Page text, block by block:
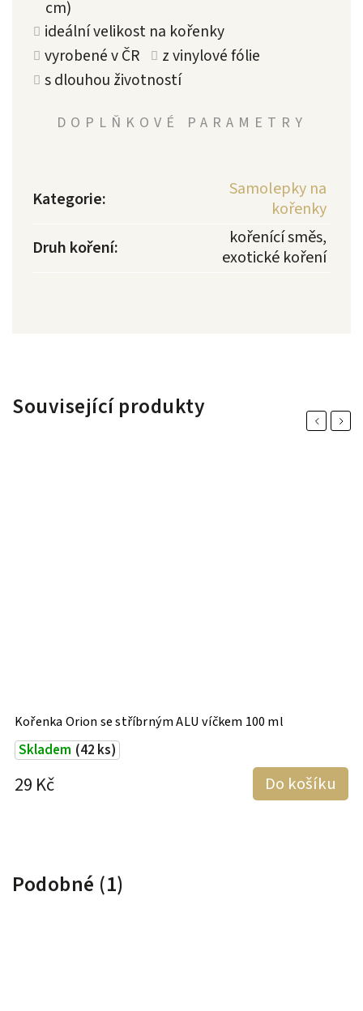
cm)
ideální velikost na kořenky
vyrobené v ČR
z vinylové fólie
s dlouhou životností
DOPLŇKOVÉ PARAMETRY
Kategorie:
Samolepky na
kořenky
Druh koření:
kořenící směs,
exotické koření
Související produkty Previous
Kořenka Orion se stříbrným ALU víčkem 100 ml
Skladem (42 ks)
29 Kč Do košíku
Next
Podobné (1)